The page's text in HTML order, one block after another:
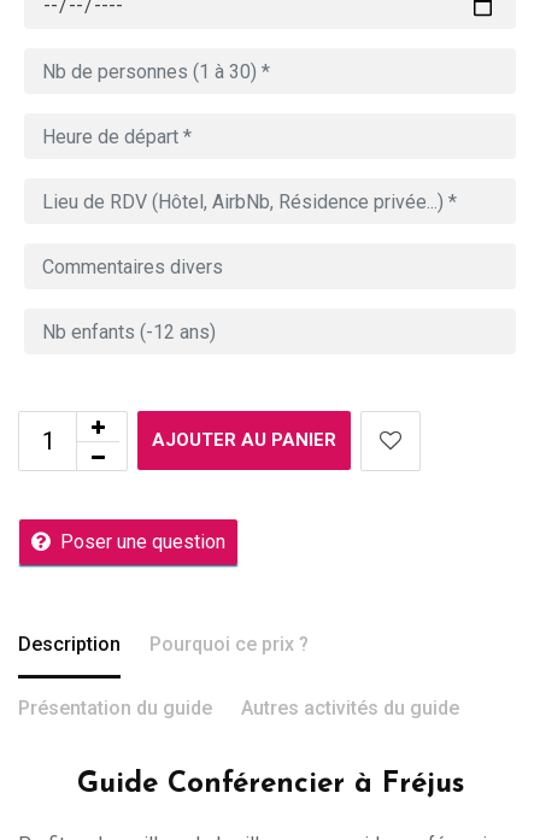
AJOUTER AU PANIER
Poser une question
Description Pourquoi ce prix ?
Présentation du guide Autres activités du guide
Guide Conférencier à Fréjus